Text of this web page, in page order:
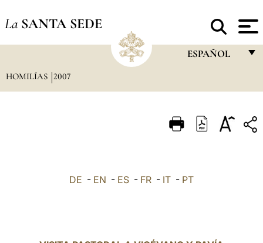
La SANTA SEDE
ESPAÑOL
ITALIANO
HOMILÍAS 2007
DE - EN - ES - FR - IT - PT